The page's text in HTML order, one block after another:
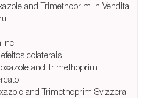
and Trimethoprim In Vendita
colaterais
and Trimethoprim
and Trimethoprim Svizzera